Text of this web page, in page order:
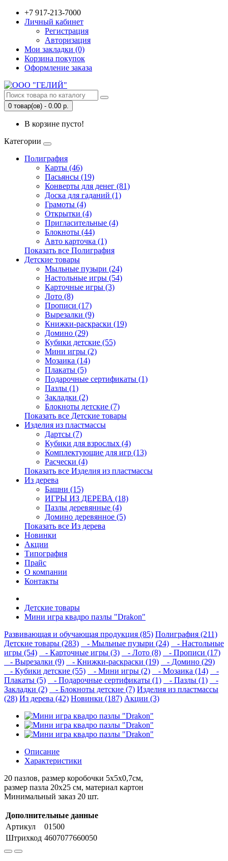
+7 917-213-7000
Личный кабинет
Регистрация
Авторизация
Мои закладки (0)
Корзина покупок
Оформление заказа
0 товар(ов) - 0.00 р.
В корзине пусто!
Категории
Полиграфия
Карты (46)
Пасьянсы (19)
Конверты для денег (81)
Доска для гаданий (1)
Грамоты (4)
Открытки (4)
Пригласительные (4)
Блокноты (44)
Авто карточка (1)
Показать все Полиграфия
Детские товары
Мыльные пузыри (24)
Настольные игры (54)
Карточные игры (3)
Лото (8)
Прописи (17)
Вырезалки (9)
Книжки-раскраски (19)
Домино (29)
Кубики детские (55)
Мини игры (2)
Мозаика (14)
Плакаты (5)
Подарочные сертификаты (1)
Пазлы (1)
Закладки (2)
Блокноты детские (7)
Показать все Детские товары
Изделия из пластмассы
Дартсы (7)
Кубики для взрослых (4)
Комплектующие для игр (13)
Расчески (4)
Показать все Изделия из пластмассы
Из дерева
Башни (15)
ИГРЫ ИЗ ДЕРЕВА (18)
Пазлы деревянные (4)
Домино деревянное (5)
Показать все Из дерева
Новинки
Акции
Типография
Прайс
О компании
Контакты
Детские товары
Мини игра квадро пазлы "Drakon"
Развивающая и обучающая продукция (85) Полиграфия (211)
Детские товары (283)
- Мыльные пузыри (24)
- Настольные
игры (54)
- Карточные игры (3) - Лото (8)
- Прописи (17)
- Вырезалки (9)
- Книжки-раскраски (19)
- Домино (29)
- Кубики детские (55)
- Мини игры (2) - Мозаика (14)
-
Плакаты (5)
- Подарочные сертификаты (1) - Пазлы (1)
-
Закладки (2)
- Блокноты детские (7) Изделия из пластмассы
(28) Из дерева (42) Новинки (187) Акции (3)
Описание
Характеристики
20 пазлов, размер коробочки 5х5х0,7см,
размер пазла 20х25 см, материал картон
Минимальный заказ 20 шт.
Дополнительные данные
Артикул
01500
Штрихкод 4607077660050